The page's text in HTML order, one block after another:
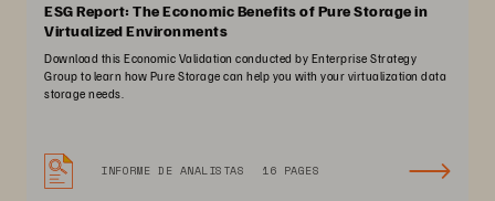
ESG Report: The Economic Benefits of Pure Storage in
Virtualized Environments
Download this Economic Validation conducted by Enterprise Strategy
Group to learn how Pure Storage can help you with your virtualization data
storage needs.
INFORME DE ANALISTAS 16 PAGES